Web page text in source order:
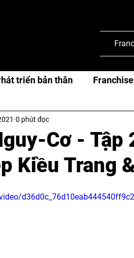
triển bản thân
Thơ & tản văn
Cơ - Tập
Kiều Trang
0 phút đọc